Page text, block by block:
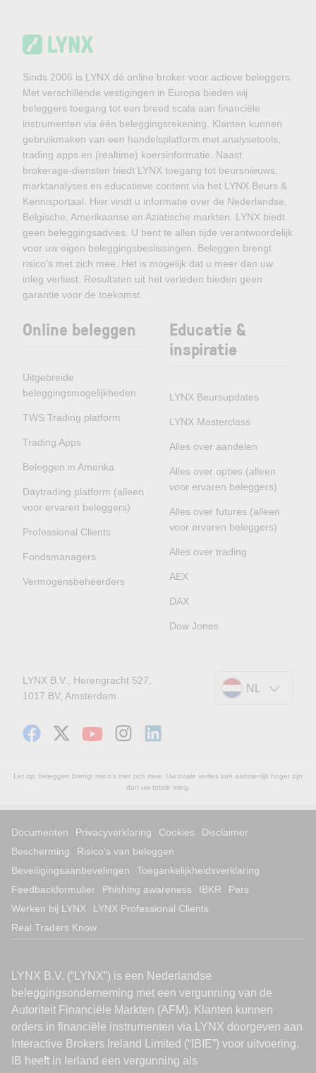
Sinds 2006 is LYNX dé online broker voor actieve beleggers.
Met verschillende vestigingen in Europa bieden wij
beleggers toegang tot een breed scala aan financiële
instrumenten via één beleggingsrekening. Klanten kunnen
gebruikmaken van een handelsplatform met analysetools,
trading apps en (realtime) koersinformatie. Naast
brokerage-diensten biedt LYNX toegang tot beursnieuws,
marktanalyses en educatieve content via het LYNX Beurs &
Kennisportaal. Hier vindt u informatie over de Nederlandse,
Belgische, Amerikaanse en Aziatische markten. LYNX biedt
geen beleggingsadvies. U bent te allen tijde verantwoordelijk
voor uw eigen beleggingsbeslissingen. Beleggen brengt
risico’s met zich mee. Het is mogelijk dat u meer dan uw
inleg verliest. Resultaten uit het verleden bieden geen
garantie voor de toekomst.
Online beleggen
Uitgebreide
beleggingsmogelijkheden
TWS Trading platform
Trading Apps
Beleggen in Amerika
Daytrading platform (alleen
voor ervaren beleggers)
Professional Clients
Fondsmanagers
Vermogensbeheerders
Educatie &
inspiratie
LYNX Beursupdates
LYNX Masterclass
Alles over aandelen
Alles over opties (alleen
voor ervaren beleggers)
Alles over futures (alleen
voor ervaren beleggers)
Alles over trading
AEX
DAX
Dow Jones
LYNX B.V., Herengracht 527,
1017 BV, Amsterdam
NL
Let op: beleggen brengt risico's met zich mee. Uw totale verlies kan aanzienlijk hoger zijn
dan uw totale inleg.
Documenten Privacyverklaring Cookies
Disclaimer
Bescherming
Risico’s van beleggen
Beveiligingsaanbevelingen
Toegankelijkheidsverklaring
Feedbackformulier
Phishing awareness IBKR
Pers
Werken bij LYNX
LYNX Professional Clients
Real Traders Know